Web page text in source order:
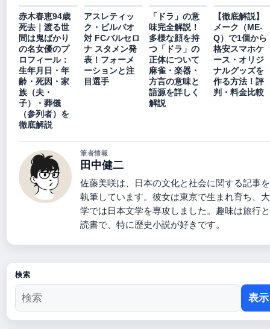
赤木春恵94歳
死去｜渡る世
間は鬼ばかり
の名女優のプ
ロフィール：
生年月日・年
齢・死因・家
族（夫・
子）・葬儀
（参列者）を
徹底解説
アスレティッ
ク・ビルバオ
対 FCバルセロ
ナ スタメン発
表！フォーメ
ーションと注
目選手
「ドラ」の意
味完全解説！
多様な顔を持
つ「ドラ」の
正体について
麻雀・楽器・
方言の意味と
語源を詳しく
解説
【徹底解説】
メーク（ME-
Q）で1個から
格安スマホケ
ース・オリジ
ナルグッズを
作る方法！評
判・料金比較
筆者情報
田中健二
佐藤美咲は、日本の文化と社会に関する記事を
執筆しています。彼女は東京で生まれ育ち、大
学では日本文学を専攻しました。趣味は旅行と
読書で、特に歴史小説が好きです。
検索
表示